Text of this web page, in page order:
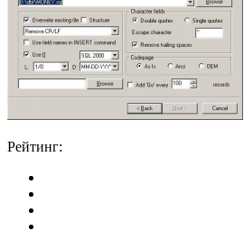
Рейтинг: